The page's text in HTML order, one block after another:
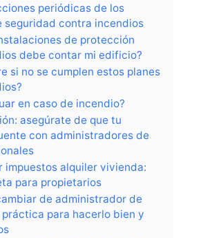
periódicas de los
seguridad contra incendios
de protección
debe contar mi edificio?
si no se cumplen estos planes
en caso de incendio?
asegúrate de que tu
con administradores de
impuestos alquiler vivienda:
para propietarios
de administrador de
para hacerlo bien y